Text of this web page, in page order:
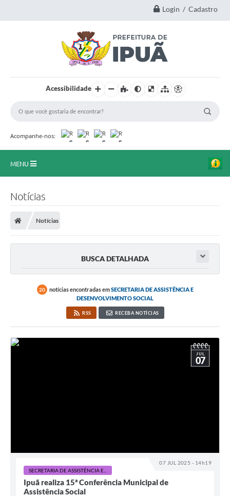
Login / Cadastro
Acessibilidade
Acompanhe-nos:
MENU
Outras Opções
Notícias
Legislação
Links
Notícias
Notícias
BUSCA DETALHADA
20 notícias encontradas emSECRETARIA DE ASSISTÊNCIA E
DESENVOLVIMENTO SOCIAL
RSS RECEBA NOTÍCIAS
07 JUL 2025 - 14h19
JUL
07
SECRETARIA DE ASSISTÊNCIA E...
Ipuã realiza 15ª Conferência Municipal de
Assistência Social